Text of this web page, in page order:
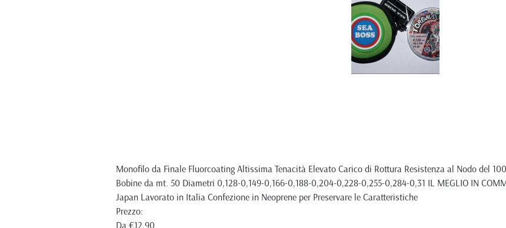
Monofilo da Finale Fluorcoating Altissima Tenacità Elevato Carico di Rottura Resistenza al Nodo del
Bobine da mt. 50 Diametri 0,128-0,149-0,166-0,188-0,204-0,228-0,255-0,284-0,31 IL MEGLIO IN
Japan Lavorato in Italia Confezione in Neoprene per Preservare le Caratteristiche
Prezzo:
Da €12,90